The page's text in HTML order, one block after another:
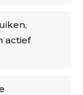
actief